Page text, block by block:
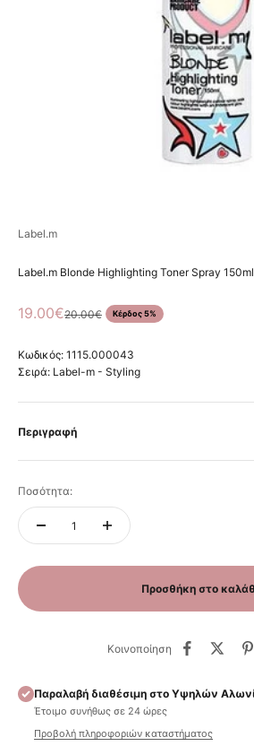
Label.m
Label.m Blonde Highlighting Toner Spray 150ml
Τιμή πώλησης
19.00€Κανονική τιμή
20.00€ Κέρδος 5%
Κωδικός: 1115.000043
Σειρά: Label-m - Styling
Περιγραφή
Ποσότητα:
Προσθήκη στο
Κοινοποίηση
Παραλαβή διαθέσιμη στο Υψηλών
Έτοιμο συνήθως σε 24 ώρες
Προβολή πληροφοριών καταστήματος